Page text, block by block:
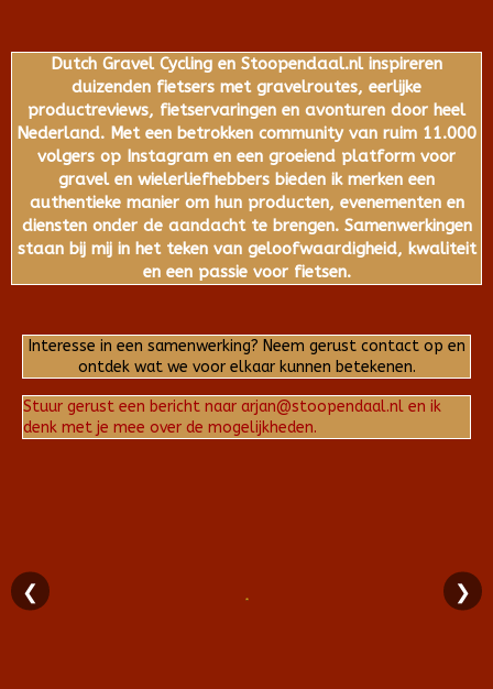
Dutch Gravel Cycling en Stoopendaal.nl inspireren
duizenden fietsers met gravelroutes, eerlijke
productreviews, fietservaringen en avonturen door heel
Nederland. Met een betrokken community van ruim 11.000
volgers op Instagram en een groeiend platform voor
gravel en wielerliefhebbers bieden ik merken een
authentieke manier om hun producten, evenementen en
diensten onder de aandacht te brengen. Samenwerkingen
staan bij mij in het teken van geloofwaardigheid, kwaliteit
en een passie voor fietsen.
Interesse in een samenwerking? Neem gerust contact op en
ontdek wat we voor elkaar kunnen betekenen.
Stuur gerust een bericht naar arjan@stoopendaal.nl en ik
denk met je mee over de mogelijkheden.
❮ ❯